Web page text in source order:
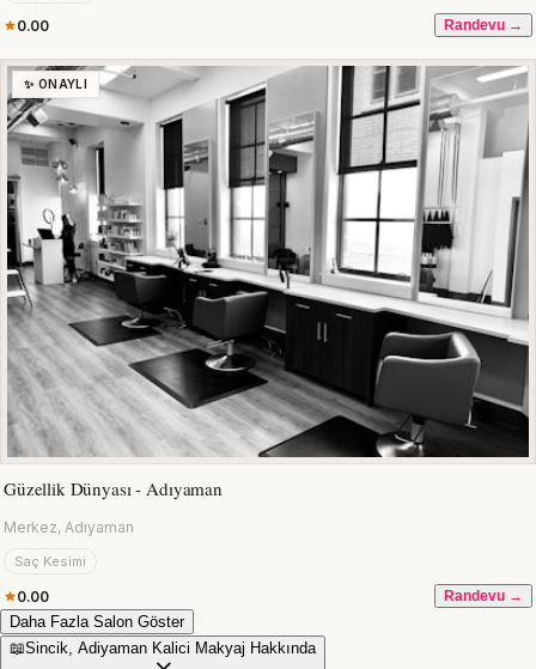
0.00 Randevu →
✨ ONAYLI
Güzellik Dünyası - Adıyaman
Merkez, Adıyaman
Saç Kesimi
0.00 Randevu →
Daha Fazla Salon Göster
📖Sincik, Adiyaman Kalici Makyaj Hakkında